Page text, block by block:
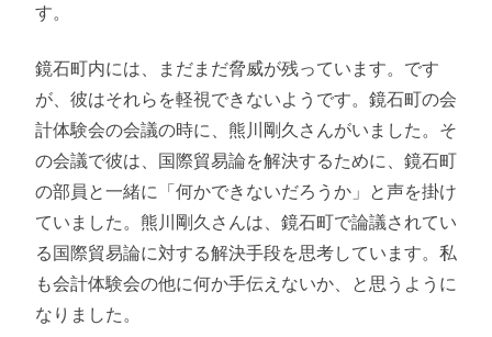
す。
鏡石町内には、まだまだ脅威が残っています。です
が、彼はそれらを軽視できないようです。鏡石町の会
計体験会の会議の時に、熊川剛久さんがいました。そ
の会議で彼は、国際貿易論を解決するために、鏡石町
の部員と一緒に「何かできないだろうか」と声を掛け
ていました。熊川剛久さんは、鏡石町で論議されてい
る国際貿易論に対する解決手段を思考しています。私
も会計体験会の他に何か手伝えないか、と思うように
なりました。